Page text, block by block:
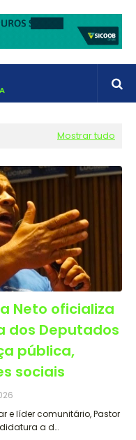
Mostrar tudo
Neto oficializa
dos Deputados
pública,
sociais
e líder comunitário, Pastor
a d…